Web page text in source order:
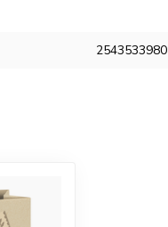
2543533980